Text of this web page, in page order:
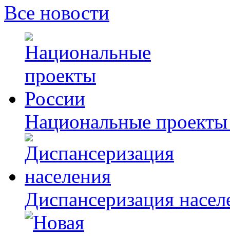
Все новости
Национальные
Диспансеризация